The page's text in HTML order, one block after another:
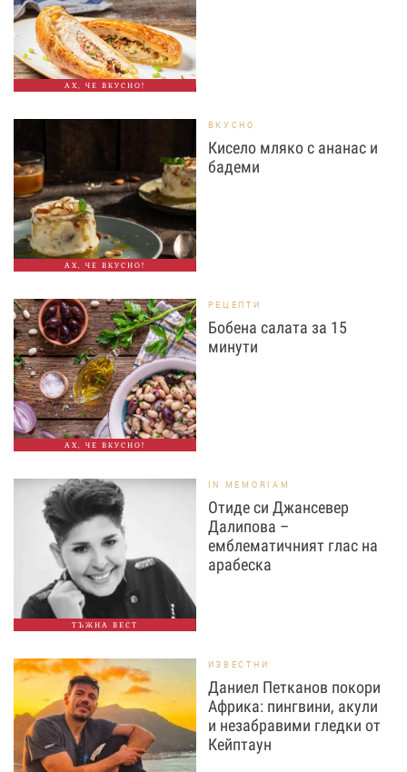
АХ, ЧЕ ВКУСНО!
АХ, ЧЕ ВКУСНО!
ВКУСНО
Кисело мляко с ананас и
бадеми
АХ, ЧЕ ВКУСНО!
РЕЦЕПТИ
Бобена салата за 15
минути
ТЪЖНА ВЕСТ
IN MEMORIAM
Отиде си Джансевер
Далипова –
емблематичният глас на
арабеска
ИЗВЕСТНИ
Даниел Петканов покори
Африка: пингвини, акули
и незабравими гледки от
Кейптаун